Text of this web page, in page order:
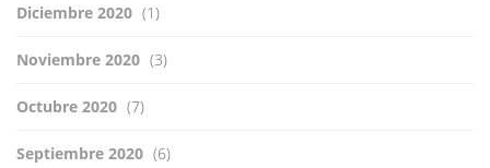
Diciembre 2020 (1)
Noviembre 2020 (3)
Octubre 2020 (7)
Septiembre 2020 (6)